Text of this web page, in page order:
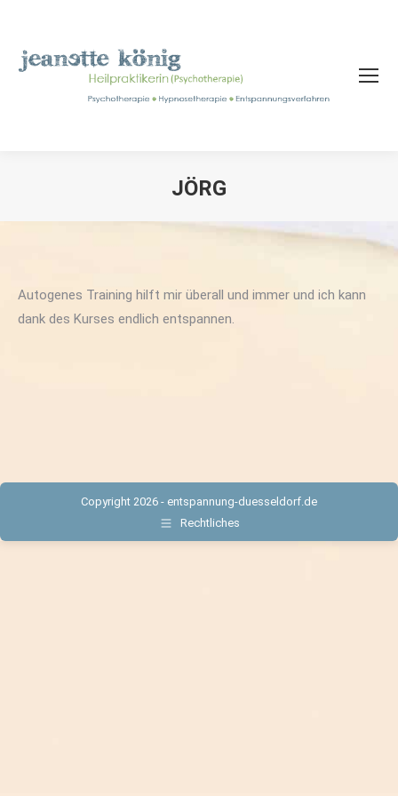
JÖRG
Autogenes Training hilft mir überall und immer und ich kann
dank des Kurses endlich entspannen.
Copyright 2026 - entspannung-duesseldorf.de
Rechtliches